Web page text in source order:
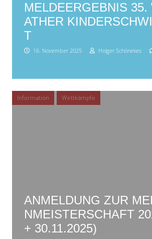
MELDEERGEBNIS 35.
ATHER
T
16. November 2025 Holger Schönekes
Information Wettkämpfe
ANMELDUNG ZUR
NMEISTERSCHAFT
+ 30.11.2025)